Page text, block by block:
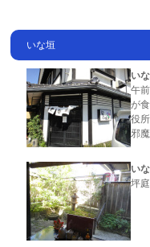
いな垣
い
午
が
役
邪
い
坪